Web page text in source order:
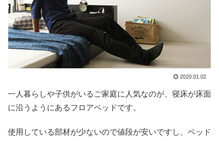
2020.01.02
一人暮らしや子供がいるご家庭に人気なのが、寝床が床面
に沿うようにあるフロアベッドです。
使用している部材が少ないので値段が安いですし、ベッド